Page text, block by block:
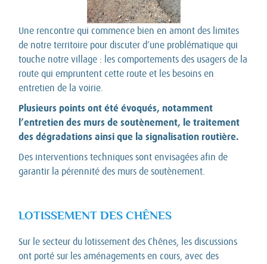
Une rencontre qui commence bien en amont des limites
de notre territoire pour discuter d’une problématique qui
touche notre village : les comportements des usagers de la
route qui empruntent cette route et les besoins en
entretien de la voirie.
Plusieurs points ont été évoqués, notamment
l’entretien des murs de soutènement, le traitement
des dégradations ainsi que la signalisation routière.
Des interventions techniques sont envisagées afin de
garantir la pérennité des murs de soutènement.
LOTISSEMENT DES CHÊNES
Sur le secteur du lotissement des Chênes, les discussions
ont porté sur les aménagements en cours, avec des